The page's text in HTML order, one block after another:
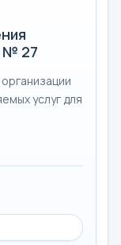
№ 27
услуг для